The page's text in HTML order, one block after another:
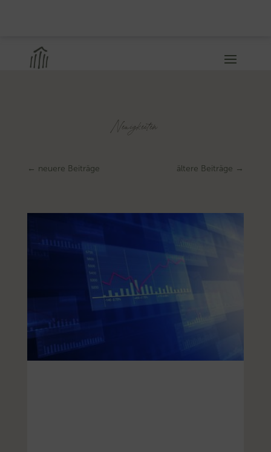
Neuigkeiten
← neuere Beiträge ältere Beiträge →